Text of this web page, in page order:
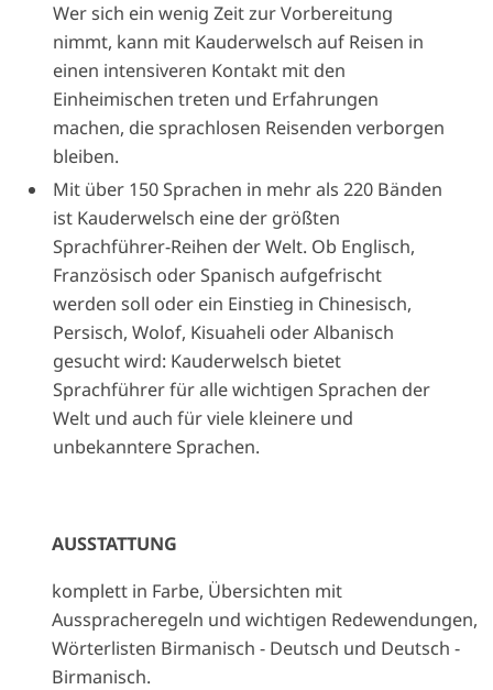
Wer sich ein wenig Zeit zur Vorbereitung
nimmt, kann mit Kauderwelsch auf Reisen in
einen intensiveren Kontakt mit den
Einheimischen treten und Erfahrungen
machen, die sprachlosen Reisenden verborgen
bleiben.
Mit über 150 Sprachen in mehr als 220 Bänden
ist Kauderwelsch eine der größten
Sprachführer-Reihen der Welt. Ob Englisch,
Französisch oder Spanisch aufgefrischt
werden soll oder ein Einstieg in Chinesisch,
Persisch, Wolof, Kisuaheli oder Albanisch
gesucht wird: Kauderwelsch bietet
Sprachführer für alle wichtigen Sprachen der
Welt und auch für viele kleinere und
unbekanntere Sprachen.
AUSSTATTUNG
komplett in Farbe, Übersichten mit
Ausspracheregeln und wichtigen Redewendungen,
Wörterlisten Birmanisch - Deutsch und Deutsch -
Birmanisch.